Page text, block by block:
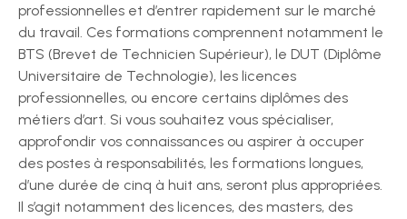
professionnelles et d’entrer rapidement sur le marché
du travail. Ces formations comprennent notamment le
BTS (Brevet de Technicien Supérieur), le DUT (Diplôme
Universitaire de Technologie), les licences
professionnelles, ou encore certains diplômes des
métiers d’art. Si vous souhaitez vous spécialiser,
approfondir vos connaissances ou aspirer à occuper
des postes à responsabilités, les formations longues,
d’une durée de cinq à huit ans, seront plus appropriées.
Il s’agit notamment des licences, des masters, des